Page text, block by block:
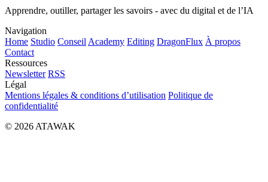
Apprendre, outiller, partager les savoirs - avec du digital et de l’IA
Navigation
Home Studio Conseil Academy Editing DragonFlux À propos
Contact
Ressources
Newsletter RSS
Légal
Mentions légales & conditions d’utilisation Politique de
confidentialité
© 2026 ATAWAK